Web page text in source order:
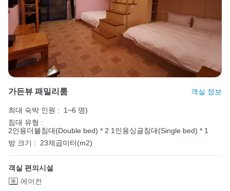
가든뷰 패밀리룸 객실 정보
최대 숙박 인원 :
1~6 명)
침대 유형 :
2인용더블침대(Double bed) * 2 1인용싱글침대(Single bed) * 1
방 크기 : 23제곱미터(m2)
객실 편의시설
에어컨